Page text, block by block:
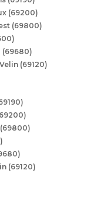
(69200)
(69800)
(69120)
(69120)